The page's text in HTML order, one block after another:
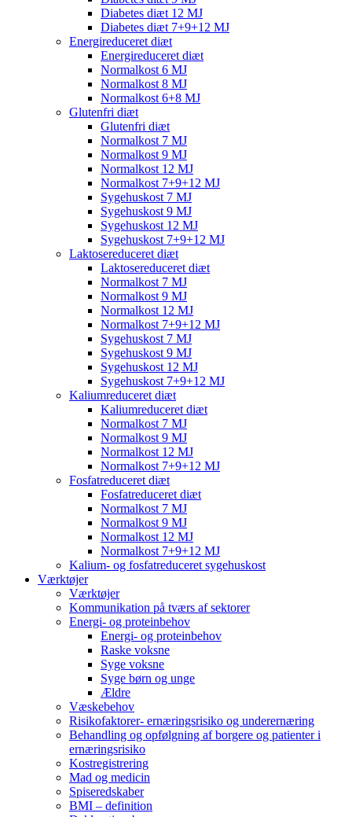
Diabetes diæt 12 MJ
Diabetes diæt 7+9+12 MJ
Energireduceret diæt
Energireduceret diæt
Normalkost 6 MJ
Normalkost 8 MJ
Normalkost 6+8 MJ
Glutenfri diæt
Glutenfri diæt
Normalkost 7 MJ
Normalkost 9 MJ
Normalkost 12 MJ
Normalkost 7+9+12 MJ
Sygehuskost 7 MJ
Sygehuskost 9 MJ
Sygehuskost 12 MJ
Sygehuskost 7+9+12 MJ
Laktosereduceret diæt
Laktosereduceret diæt
Normalkost 7 MJ
Normalkost 9 MJ
Normalkost 12 MJ
Normalkost 7+9+12 MJ
Sygehuskost 7 MJ
Sygehuskost 9 MJ
Sygehuskost 12 MJ
Sygehuskost 7+9+12 MJ
Kaliumreduceret diæt
Kaliumreduceret diæt
Normalkost 7 MJ
Normalkost 9 MJ
Normalkost 12 MJ
Normalkost 7+9+12 MJ
Fosfatreduceret diæt
Fosfatreduceret diæt
Normalkost 7 MJ
Normalkost 9 MJ
Normalkost 12 MJ
Normalkost 7+9+12 MJ
Kalium- og fosfatreduceret sygehuskost
Værktøjer
Værktøjer
Kommunikation på tværs af sektorer
Energi- og proteinbehov
Energi- og proteinbehov
Raske voksne
Syge voksne
Syge børn og unge
Ældre
Væskebehov
Risikofaktorer- ernæringsrisiko og underernæring
Behandling og opfølgning af borgere og patienter i
ernæringsrisiko
Kostregistrering
Mad og medicin
Spiseredskaber
BMI – definition